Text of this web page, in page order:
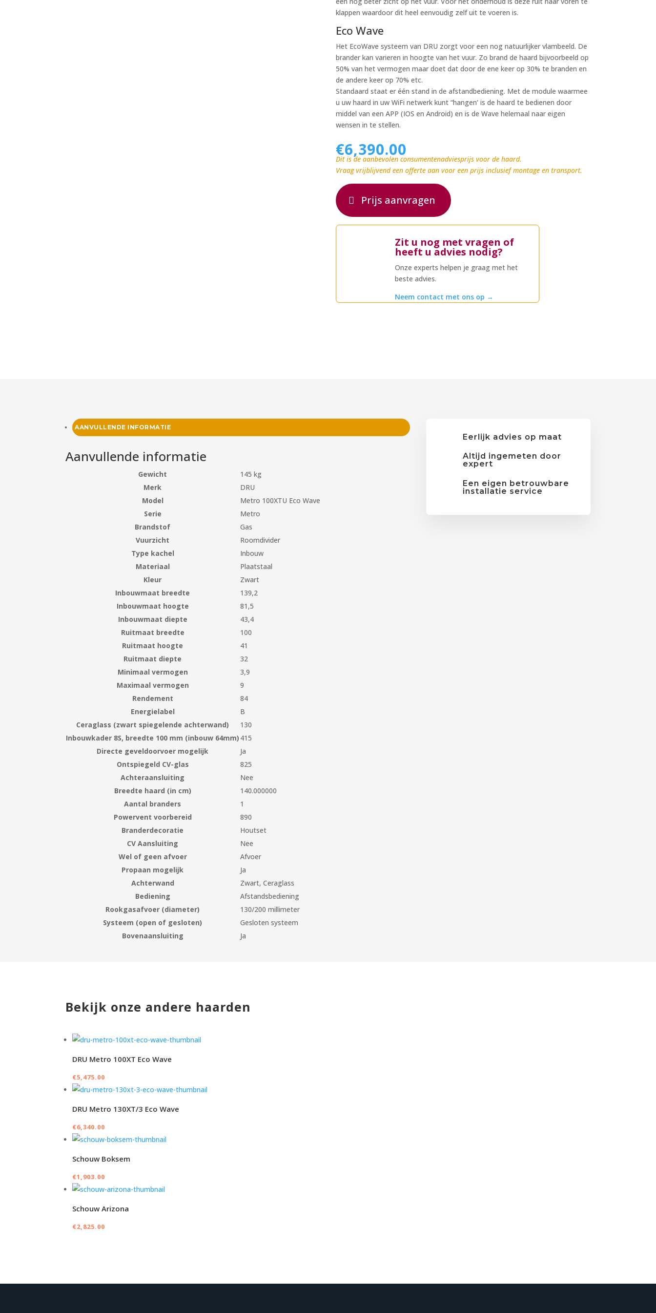
klappen waardoor dit heel eenvoudig zelf uit te voeren is.
Eco Wave
Het EcoWave systeem van DRU zorgt voor een nog natuurlijker vlambeeld. De
brander kan varieren in hoogte van het vuur. Zo brand de haard bijvoorbeeld op
50% van het vermogen maar doet dat door de ene keer op 30% te branden en
de andere keer op 70% etc.
Standaard staat er één stand in de afstandbediening. Met de module waarmee
u uw haard in uw WiFi netwerk kunt “hangen’ is de haard te bedienen door
middel van een APP (IOS en Android) en is de Wave helemaal naar eigen
wensen in te stellen.
€6,390.00
Dit is de aanbevolen consumentenadviesprijs voor de haard.
Vraag vrijblijvend een offerte aan voor een prijs inclusief montage en transport.
Prijs aanvragen
Zit u nog met vragen of
heeft u advies nodig?
Onze experts helpen je graag met het
beste advies.
Neem contact met ons op →
AANVULLENDE INFORMATIE
Aanvullende informatie
Gewicht
145 kg
Merk
DRU
Model
Metro 100XTU Eco Wave
Serie
Metro
Brandstof
Gas
Vuurzicht
Roomdivider
Type kachel
Inbouw
Materiaal
Plaatstaal
Kleur
Zwart
Inbouwmaat breedte
139,2
Inbouwmaat hoogte
81,5
Inbouwmaat diepte
43,4
Ruitmaat breedte
100
Ruitmaat hoogte
41
Ruitmaat diepte
32
Minimaal vermogen
3,9
Maximaal vermogen
9
Rendement
84
Energielabel
B
Ceraglass (zwart spiegelende achterwand)
130
Inbouwkader 8S, breedte 100 mm (inbouw 64mm) 415
Directe geveldoorvoer mogelijk
Ja
Ontspiegeld CV-glas
825
Achteraansluiting
Nee
Breedte haard (in cm)
140.000000
Aantal branders
1
Powervent voorbereid
890
Branderdecoratie
Houtset
CV Aansluiting
Nee
Wel of geen afvoer
Afvoer
Propaan mogelijk
Ja
Achterwand
Zwart, Ceraglass
Bediening
Afstandsbediening
Rookgasafvoer (diameter)
130/200 millimeter
Systeem (open of gesloten)
Gesloten systeem
Bovenaansluiting
Ja
Eerlijk advies op maat
Altijd ingemeten door
expert
Een eigen betrouwbare
installatie service
Bekijk onze andere haarden
DRU Metro 100XT Eco Wave
€5,475.00
DRU Metro 130XT/3 Eco Wave
€6,340.00
Schouw Boksem
€1,903.00
Schouw Arizona
€2,825.00